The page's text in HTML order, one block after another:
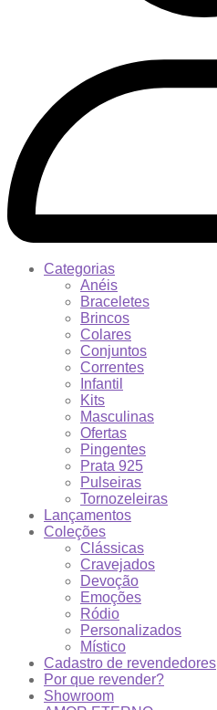
Categorias
Anéis
Braceletes
Brincos
Colares
Conjuntos
Correntes
Infantil
Kits
Masculinas
Ofertas
Pingentes
Prata 925
Pulseiras
Tornozeleiras
Lançamentos
Coleções
Clássicas
Cravejados
Devoção
Emoções
Ródio
Personalizados
Místico
Cadastro de revendedores
Por que revender?
Showroom